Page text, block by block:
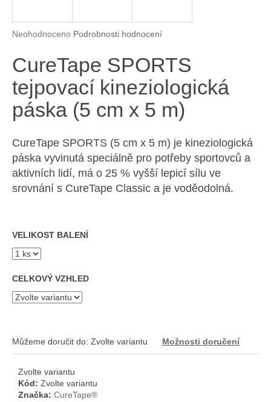
Průměrné hodnocení produktu je 0,0 z 5 hvězdiček.
Neohodnoceno Podrobnosti hodnocení
CureTape SPORTS
tejpovací kineziologická
páska (5 cm x 5 m)
CureTape SPORTS (5 cm x 5 m) je kineziologická
páska vyvinutá speciálně pro potřeby sportovců a
aktivních lidí, má o 25 % vyšší lepicí sílu ve
srovnání s CureTape Classic a je voděodolná.
VELIKOST BALENÍ
CELKOVÝ VZHLED
Můžeme doručit do: Zvolte variantu Možnosti doručení
Zvolte variantu
Kód: Zvolte variantu
Značka: CureTape®
j
t
?
HLEDAT
D
o
r
u
č
j
e
ESSENTÉ
ZKLIDŇUJÍCÍ
PLEŤOVÉ